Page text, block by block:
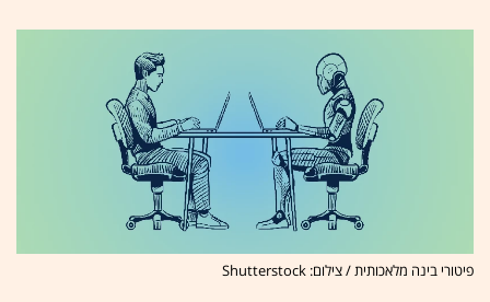
פיטורי בינה מלאכותית / צילום: Shutterstock